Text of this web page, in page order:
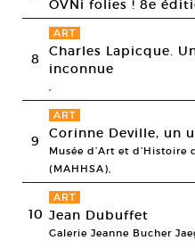
OVNi folies ! 8e
8
ART
Charles Lapicque.
inconnue
,
9
ART
Corinne Deville, un
Musée d’Art et d’Histoire
(MAHHSA),
10
ART
Jean Dubuffet
Galerie Jeanne Bucher